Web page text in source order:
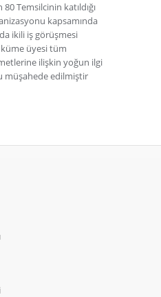
Temsilcinin katıldığı
kapsamında
ikili iş görüşmesi
üyesi tüm
ilişkin yoğun ilgi
müşahede edilmiştir